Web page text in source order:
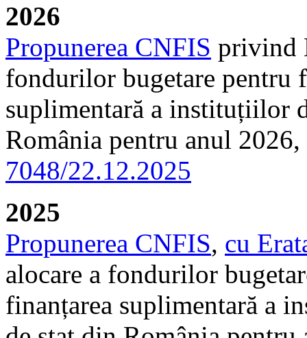
2026
Propunerea CNFIS privind
fondurilor bugetare pentru
suplimentară a instituțiilor
România pentru anul
7048/22.12.2025
2025
Propunerea CNFIS, cu
alocare a fondurilor
finanțarea suplimentară a